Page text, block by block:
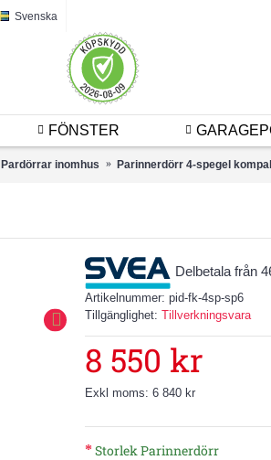
Svenska
FÖNSTER
Pardörrar inomhus Parinnerdörr 4-spegel
Delbetala från
Artikelnummer: pid-fk-4sp-sp6
Tillgänglighet: Tillverkningsvara
8 550 kr
Exkl moms: 6 840 kr
Storlek Parinnerdörr